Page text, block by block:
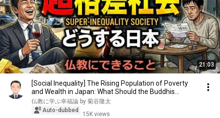
21:03
[Social Inequality] The Rising Population of Poverty
and Wealth in Japan: What Should the Buddhis...
仏教に学ぶ幸福論 by 菊谷隆太
Auto-dubbed
15K views